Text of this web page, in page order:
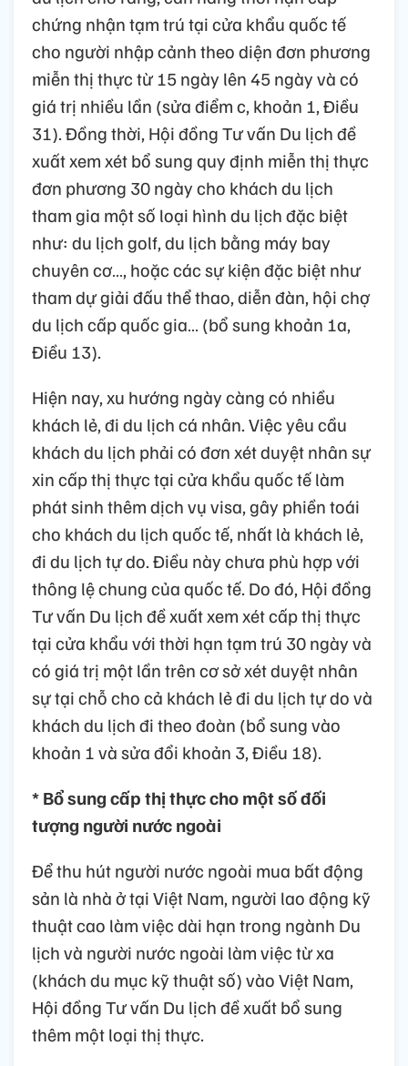
chứng nhận tạm trú tại cửa khẩu quốc tế
cho người nhập cảnh theo diện đơn phương
miễn thị thực từ 15 ngày lên 45 ngày và có
giá trị nhiều lần (sửa điểm c, khoản 1, Điều
31). Đồng thời, Hội đồng Tư vấn Du lịch đề
xuất xem xét bổ sung quy định miễn thị thực
đơn phương 30 ngày cho khách du lịch
tham gia một số loại hình du lịch đặc biệt
như: du lịch golf, du lịch bằng máy bay
chuyên cơ…, hoặc các sự kiện đặc biệt như
tham dự giải đấu thể thao, diễn đàn, hội chợ
du lịch cấp quốc gia… (bổ sung khoản 1a,
Điều 13).
Hiện nay, xu hướng ngày càng có nhiều
khách lẻ, đi du lịch cá nhân. Việc yêu cầu
khách du lịch phải có đơn xét duyệt nhân sự
xin cấp thị thực tại cửa khẩu quốc tế làm
phát sinh thêm dịch vụ visa, gây phiền toái
cho khách du lịch quốc tế, nhất là khách lẻ,
đi du lịch tự do. Điều này chưa phù hợp với
thông lệ chung của quốc tế. Do đó, Hội đồng
Tư vấn Du lịch đề xuất xem xét cấp thị thực
tại cửa khẩu với thời hạn tạm trú 30 ngày và
có giá trị một lần trên cơ sở xét duyệt nhân
sự tại chỗ cho cả khách lẻ đi du lịch tự do và
khách du lịch đi theo đoàn (bổ sung vào
khoản 1 và sửa đổi khoản 3, Điều 18).
* Bổ sung cấp thị thực cho một số đối
tượng người nước ngoài
Để thu hút người nước ngoài mua bất động
sản là nhà ở tại Việt Nam, người lao động kỹ
thuật cao làm việc dài hạn trong ngành Du
lịch và người nước ngoài làm việc từ xa
(khách du mục kỹ thuật số) vào Việt Nam,
Hội đồng Tư vấn Du lịch đề xuất bổ sung
thêm một loại thị thực.